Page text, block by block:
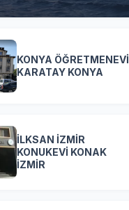
KONYA ÖĞRETMENEVİ
KARATAY KONYA
İLKSAN İZMİR
KONUKEVİ KONAK
İZMİR